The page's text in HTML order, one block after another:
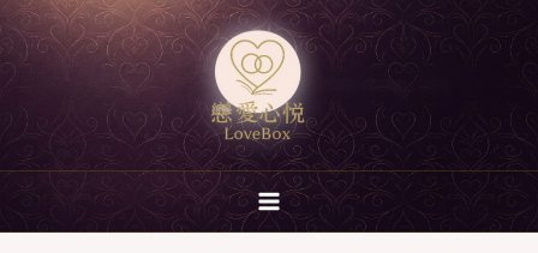
跳
至
主
要
內